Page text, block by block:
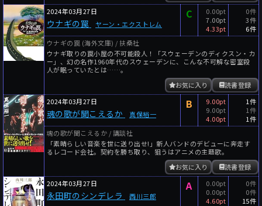
2024年03月27日
ウナギの罠 ヤーン・エクストレム
C
0.00pt
7.00pt
4.33pt
0件
3件
6件
ウナギの罠 (海外文庫) / 扶桑社
ウナギ取りの罠小屋の不可能殺人！「スウェーデンのディクスン・カ
ー」、幻の名作1960年代のスウェーデンに、こんな不可解な密室殺
人が眠っていたとは……。
読書登録
お気に入り
2024年03月27日
魂の歌が聞こえるか 真保裕一
B
9.00pt
9.00pt
4.00pt
1件
1件
1件
魂の歌が聞こえるか / 講談社
「素晴らしい音楽を世に送り出せ!」新人バンドのデビューに奔走す
るレコード会社。契約を勝ち取り、狙うはアニメの主題歌。
読書登録
お気に入り
2024年03月27日
永田町のシンデレラ 西川三郎
A
0.00pt
0.00pt
4.60pt
0件
0件
15件